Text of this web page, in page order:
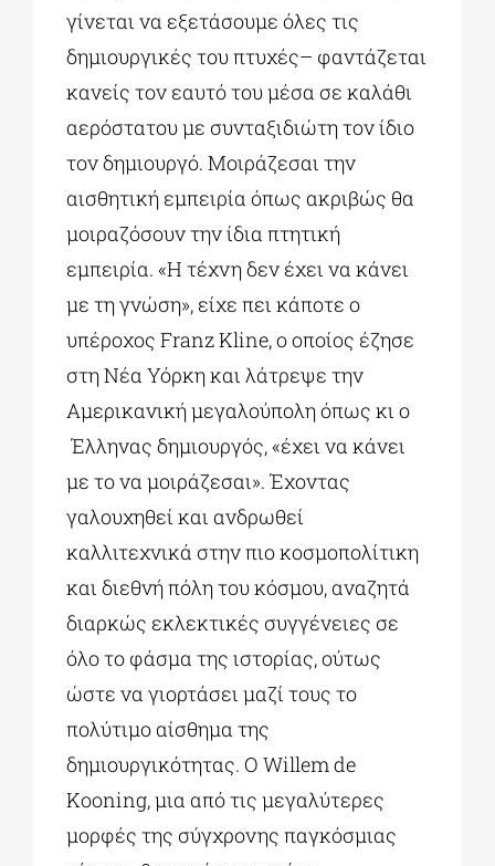
γίνεται να εξετάσουμε όλες τις
δημιουργικές του πτυχές– φαντάζεται
κανείς τον εαυτό του μέσα σε καλάθι
αερόστατου με συνταξιδιώτη τον ίδιο
τον δημιουργό. Μοιράζεσαι την
αισθητική εμπειρία όπως ακριβώς θα
μοιραζόσουν την ίδια πτητική
εμπειρία. «Η τέχνη δεν έχει να κάνει
με τη γνώση», είχε πει κάποτε ο
υπέροχος Franz Kline, ο οποίος έζησε
στη Νέα Υόρκη και λάτρεψε την
Αμερικανική μεγαλούπολη όπως κι ο
Έλληνας δημιουργός, «έχει να κάνει
με το να μοιράζεσαι». Έχοντας
γαλουχηθεί και ανδρωθεί
καλλιτεχνικά στην πιο κοσμοπολίτικη
και διεθνή πόλη του κόσμου, αναζητά
διαρκώς εκλεκτικές συγγένειες σε
όλο το φάσμα της ιστορίας, ούτως
ώστε να γιορτάσει μαζί τους το
πολύτιμο αίσθημα της
δημιουργικότητας. Ο Willem de
Kooning, μια από τις μεγαλύτερες
μορφές της σύγχρονης παγκόσμιας